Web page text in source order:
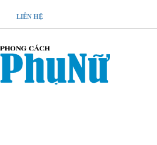
LIÊN HỆ